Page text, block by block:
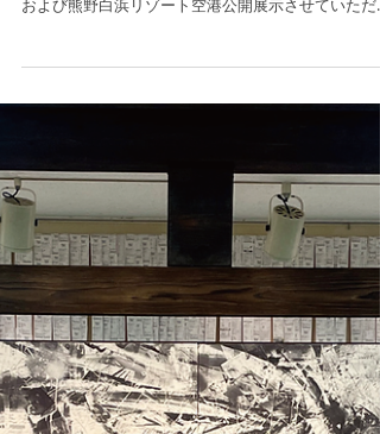
「令和八年 八咫烏」熊野本宮大社境内で行われたレ